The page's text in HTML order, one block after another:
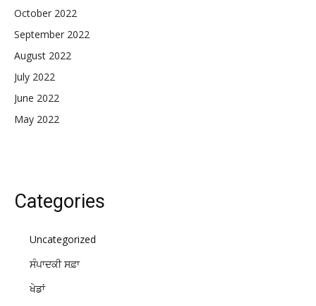
October 2022
September 2022
August 2022
July 2022
June 2022
May 2022
Categories
Uncategorized
ਸੰਪਾਦਕੀ ਸਫ਼ਾ
ਖੇਡਾਂ